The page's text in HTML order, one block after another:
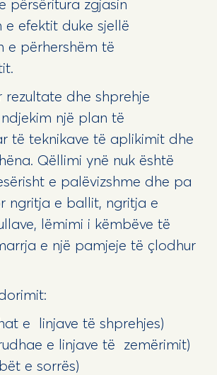
përsëritura zgjasin
e efektit duke sjellë
e përhershëm të
rezultate dhe shprehje
një plan të
të teknikave të aplikimit dhe
Qëllimi ynë nuk është
e palëvizshme dhe pa
ngritja e ballit, ngritja e
lëmimi i këmbëve të
e një pamjeje të çlodhur
e linjave të shprehjes)
e linjave të zemërimit)
e sorrës)